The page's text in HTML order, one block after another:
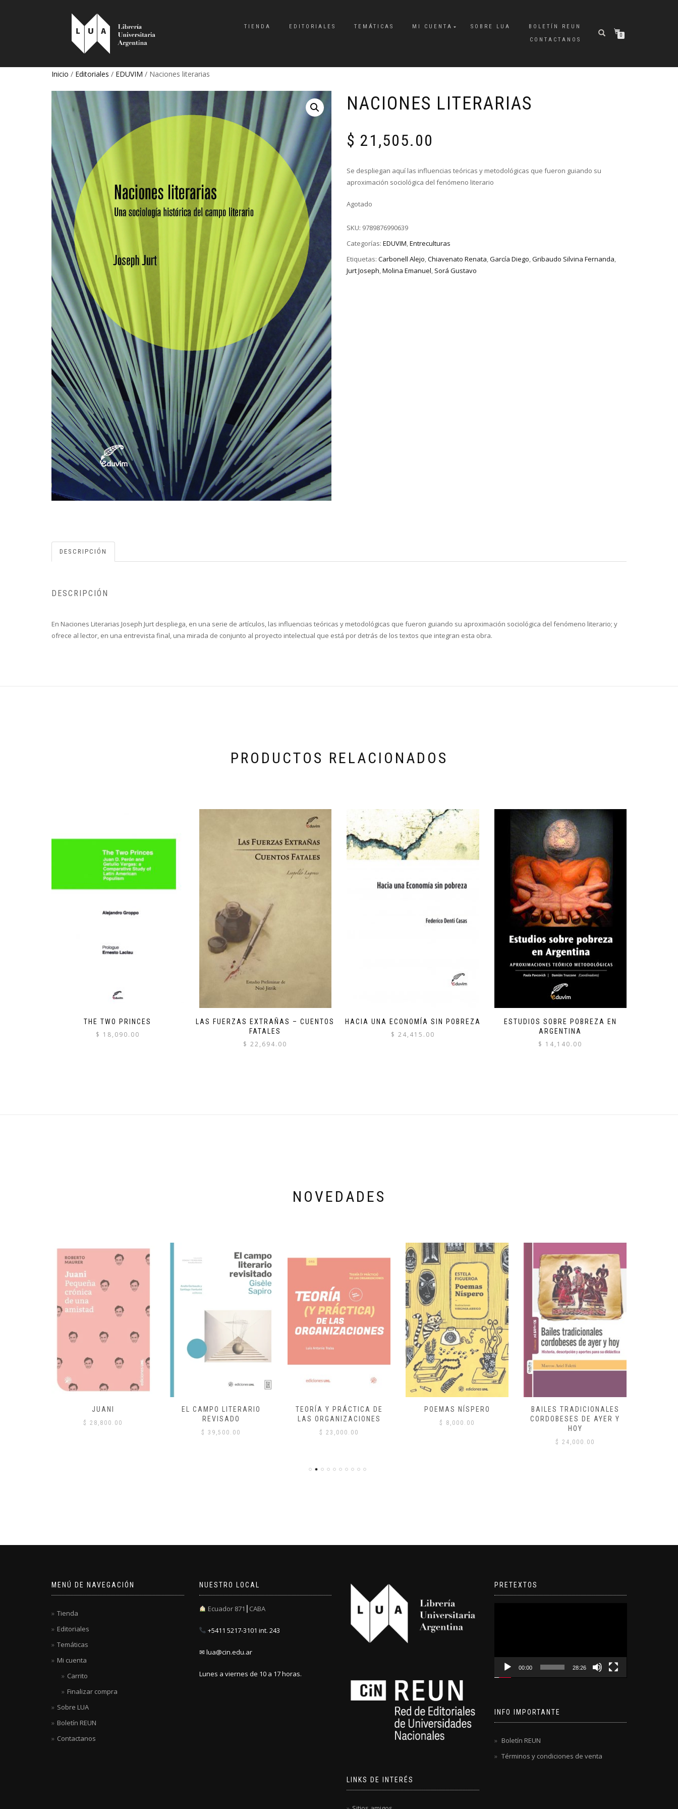
TIENDA EDITORIALES TEMÁTICAS MI CUENTA SOBRE LUA
BOLETÍN REUN
CONTACTANOS
0
Inicio / Editoriales / EDUVIM / Naciones literarias
NACIONES LITERARIAS
$ 21,505.00
Se despliegan aquí las influencias teóricas y metodológicas que fueron guiando su
aproximación sociológica del fenómeno literario
Agotado
SKU: 9789876990639
Categorías: EDUVIM,Entreculturas
Etiquetas: Carbonell Alejo,Chiavenato Renata,García Diego,Gribaudo Silvina Fernanda,
Jurt Joseph,Molina Emanuel, Sorá Gustavo
DESCRIPCIÓN
DESCRIPCIÓN
En Naciones Literarias Joseph Jurt despliega, en una serie de artículos, las influencias teóricas y metodológicas que fueron guiando su aproximación sociológica del fenómeno literario; y
ofrece al lector, en una entrevista final, una mirada de conjunto al proyecto intelectual que está por detrás de los textos que integran esta obra.
PRODUCTOS RELACIONADOS
THE TWO PRINCES
$ 18,090.00
LAS FUERZAS EXTRAÑAS – CUENTOS
FATALES
$ 22,694.00
HACIA UNA ECONOMÍA SIN POBREZA
$ 24,415.00
ESTUDIOS SOBRE POBREZA EN
ARGENTINA
$ 14,140.00
NOVEDADES
JUANI
$ 28,800.00
EL CAMPO LITERARIO
REVISADO
$ 39,500.00
TEORÍA Y PRÁCTICA DE
LAS ORGANIZACIONES
$ 23,000.00
POEMAS NÍSPERO
$ 8,000.00
BAILES TRADICIONALES
CORDOBESES DE AYER Y
HOY
$ 24,000.00
MENÚ DE NAVEGACIÓN
Tienda
Editoriales
Temáticas
Mi cuenta
Carrito
Finalizar compra
Sobre LUA
Boletín REUN
Contactanos
NUESTRO LOCAL
Ecuador 871┃CABA
+5411 5217-3101 int. 243
✉ lua@cin.edu.ar
Lunes a viernes de 10 a 17 horas.
LINKS DE INTERÉS
PRETEXTOS
00:00 28:26
INFO IMPORTANTE
Boletín REUN
Términos y condiciones de venta